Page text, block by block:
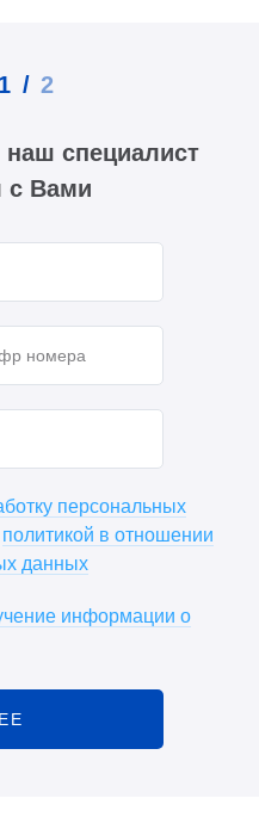
1 / 2
наш специалист
с Вами
персональных
политикой в отношении
данных
информации о